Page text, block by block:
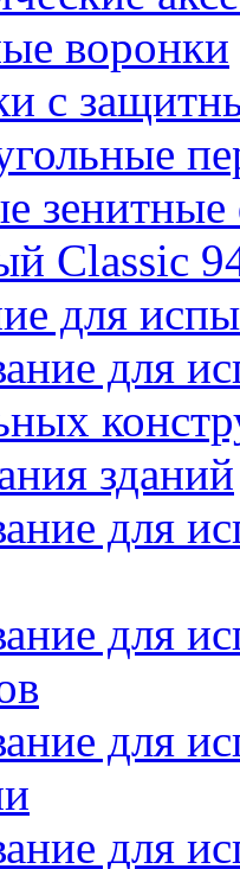
воронки
с
Classic
для
для
зданий
для
для
для
для